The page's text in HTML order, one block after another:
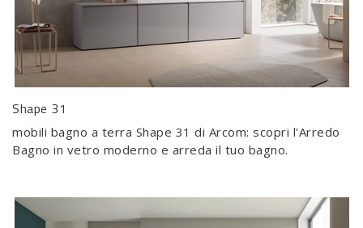
Shape 31
mobili bagno a terra Shape 31 di Arcom: scopri l'Arredo
Bagno in vetro moderno e arreda il tuo bagno.